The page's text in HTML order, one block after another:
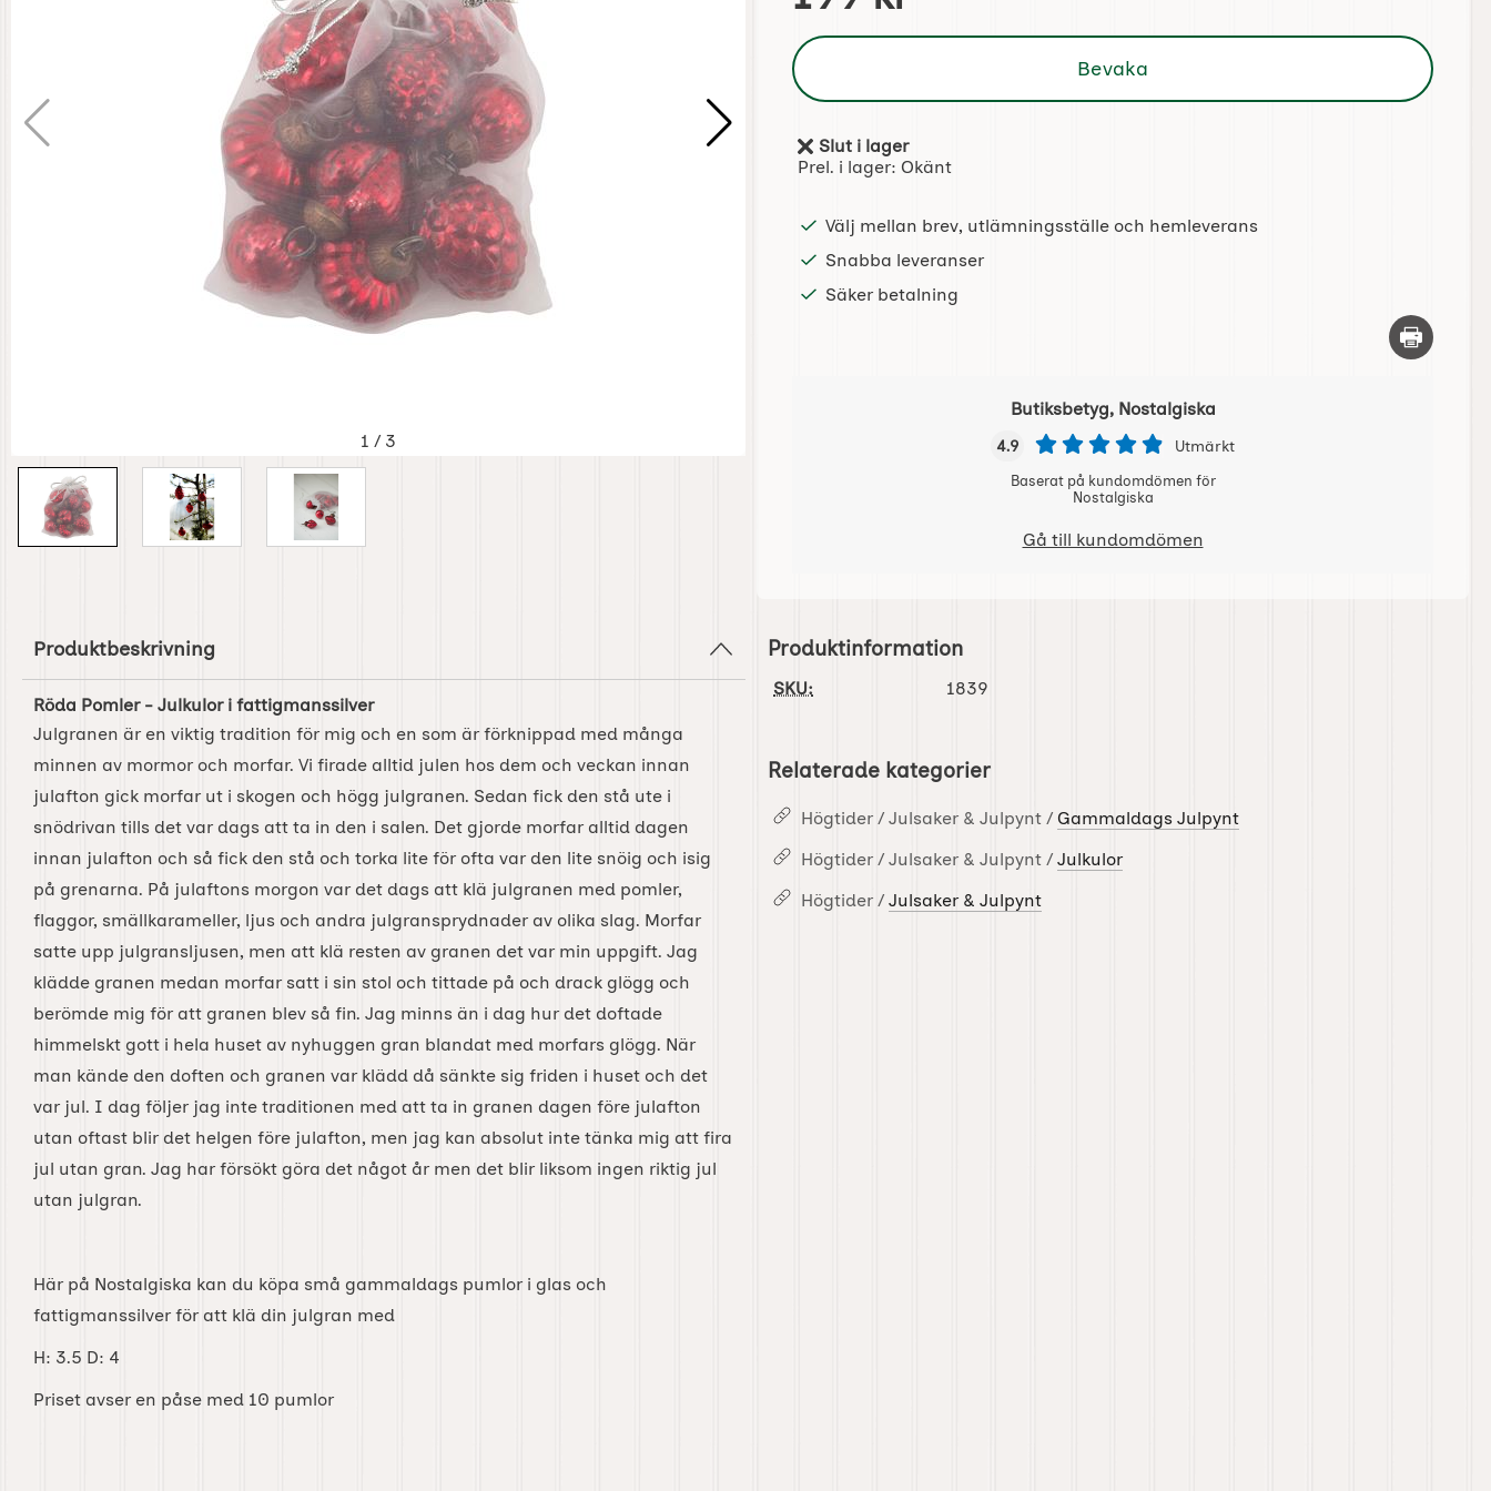
1 / 3
Bevaka
Tillgänglighet:
Slut i lager
Prel. i lager: Okänt
Välj mellan brev, utlämningsställe och hemleverans
Snabba leveranser
Säker betalning
Skriv ut
Butiksbetyg, Nostalgiska
4.9 Utmärkt
Baserat på kundomdömen för
Nostalgiska
Gå till kundomdömen
Produktbeskrivning
Röda Pomler - Julkulor i fattigmanssilver
Julgranen är en viktig tradition för mig och en som är förknippad med många
minnen av mormor och morfar. Vi firade alltid julen hos dem och veckan innan
julafton gick morfar ut i skogen och högg julgranen. Sedan fick den stå ute i
snödrivan tills det var dags att ta in den i salen. Det gjorde morfar alltid dagen
innan julafton och så fick den stå och torka lite för ofta var den lite snöig och isig
på grenarna. På julaftons morgon var det dags att klä julgranen med pomler,
flaggor, smällkarameller, ljus och andra julgransprydnader av olika slag. Morfar
satte upp julgransljusen, men att klä resten av granen det var min uppgift. Jag
klädde granen medan morfar satt i sin stol och tittade på och drack glögg och
berömde mig för att granen blev så fin. Jag minns än i dag hur det doftade
himmelskt gott i hela huset av nyhuggen gran blandat med morfars glögg. När
man kände den doften och granen var klädd då sänkte sig friden i huset och det
var jul. I dag följer jag inte traditionen med att ta in granen dagen före julafton
utan oftast blir det helgen före julafton, men jag kan absolut inte tänka mig att fira
jul utan gran. Jag har försökt göra det något år men det blir liksom ingen riktig jul
utan julgran.
Här på Nostalgiska kan du köpa små gammaldags pumlor i glas och
fattigmanssilver för att klä din julgran med
H: 3.5 D: 4
Priset avser en påse med 10 pumlor
Produktinformation
SKU: 1839
Relaterade kategorier
Högtider / Julsaker & Julpynt / Gammaldags Julpynt
Högtider / Julsaker & Julpynt / Julkulor
Högtider / Julsaker & Julpynt